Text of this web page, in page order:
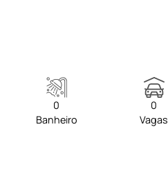
0
Banheiro
0
Vagas